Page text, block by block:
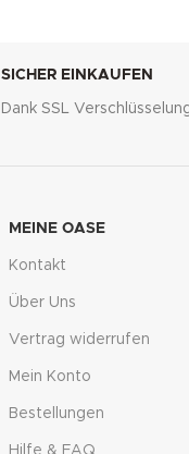
SICHER EINKAUFEN
Dank SSL
MEINE OASE
Kontakt
Über Uns
Vertrag widerrufen
Mein Konto
Bestellungen